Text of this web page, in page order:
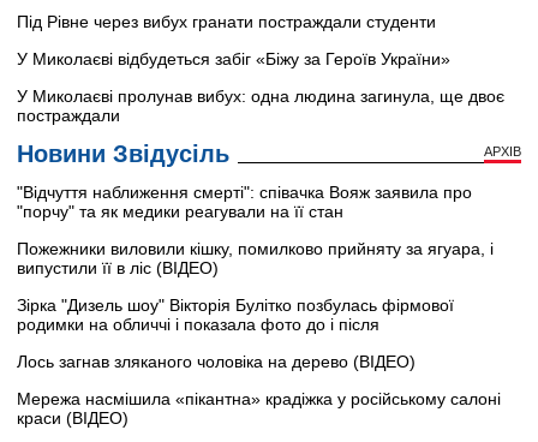
Під Рівне через вибух гранати постраждали студенти
У Миколаєві відбудеться забіг «Біжу за Героїв України»
У Миколаєві пролунав вибух: одна людина загинула, ще двоє
постраждали
Новини Звідусіль АРХІВ
"Відчуття наближення смерті": співачка Вояж заявила про
"порчу" та як медики реагували на її стан
Пожежники виловили кішку, помилково прийняту за ягуара, і
випустили її в ліс (ВІДЕО)
Зірка "Дизель шоу" Вікторія Булітко позбулась фірмової
родимки на обличчі і показала фото до і після
Лось загнав зляканого чоловіка на дерево (ВІДЕО)
Мережа насмішила «пікантна» крадіжка у російському салоні
краси (ВІДЕО)